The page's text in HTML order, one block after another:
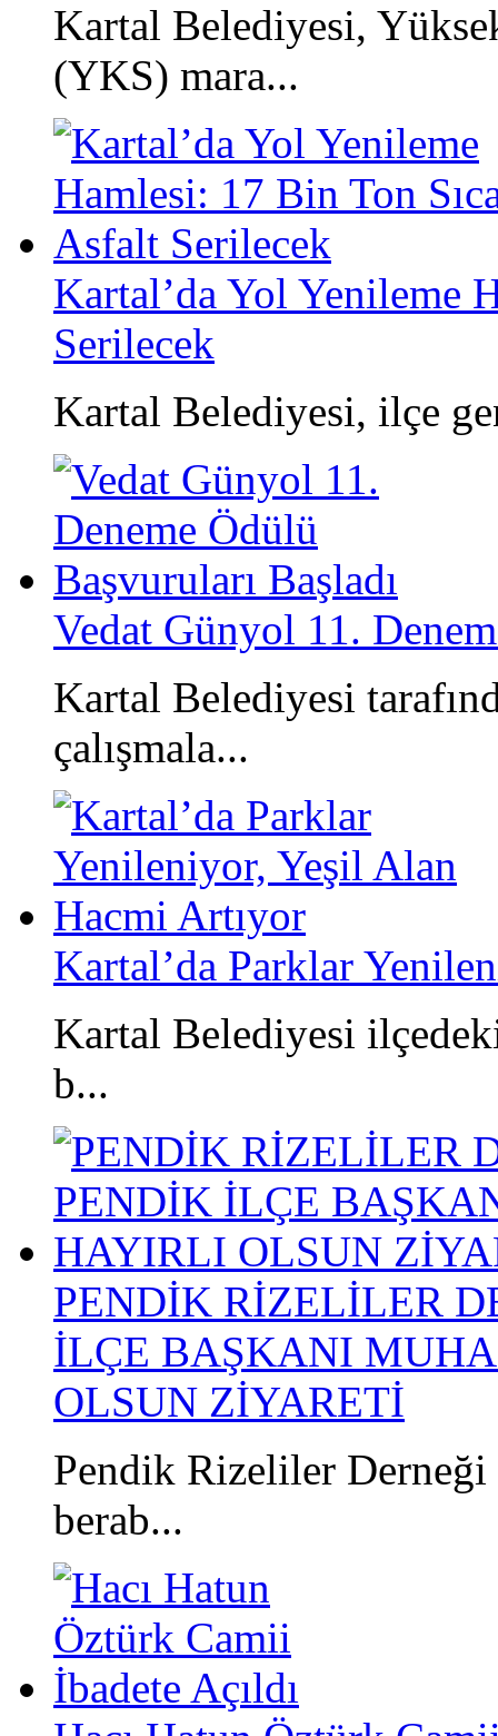
Kartal Belediyesi,
(YKS) mara...
Kartal’da Yol Yenileme
Serilecek
​Kartal Belediyesi, ilçe
Vedat Günyol 11.
Kartal Belediyesi
çalışmala...
​​Kartal’da Parklar
Kartal Belediyesi
b...
PENDİK RİZELİLER
İLÇE BAŞKANI
OLSUN ZİYARETİ
​Pendik Rizeliler Derneği
berab...